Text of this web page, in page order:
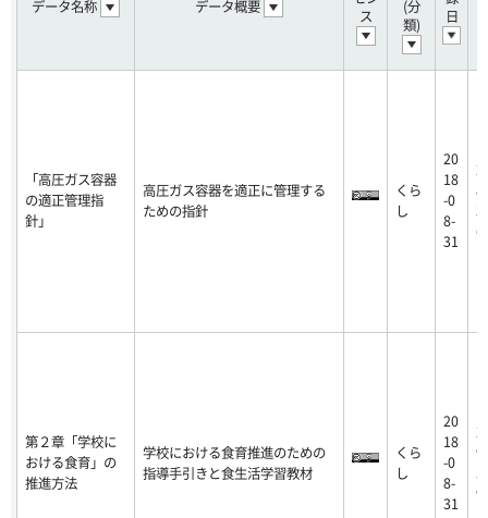
データ名称 データ概要
ス
(分
類)
日
「高圧ガス容器
の適正管理指
針」
高圧ガス容器を適正に管理する
ための指針
くら
し
20
18
-0
8-
31
6
第２章「学校に
おける食育」の
推進方法
学校における食育推進のための
指導手引きと食生活学習教材
くら
し
20
18
-0
8-
31
9